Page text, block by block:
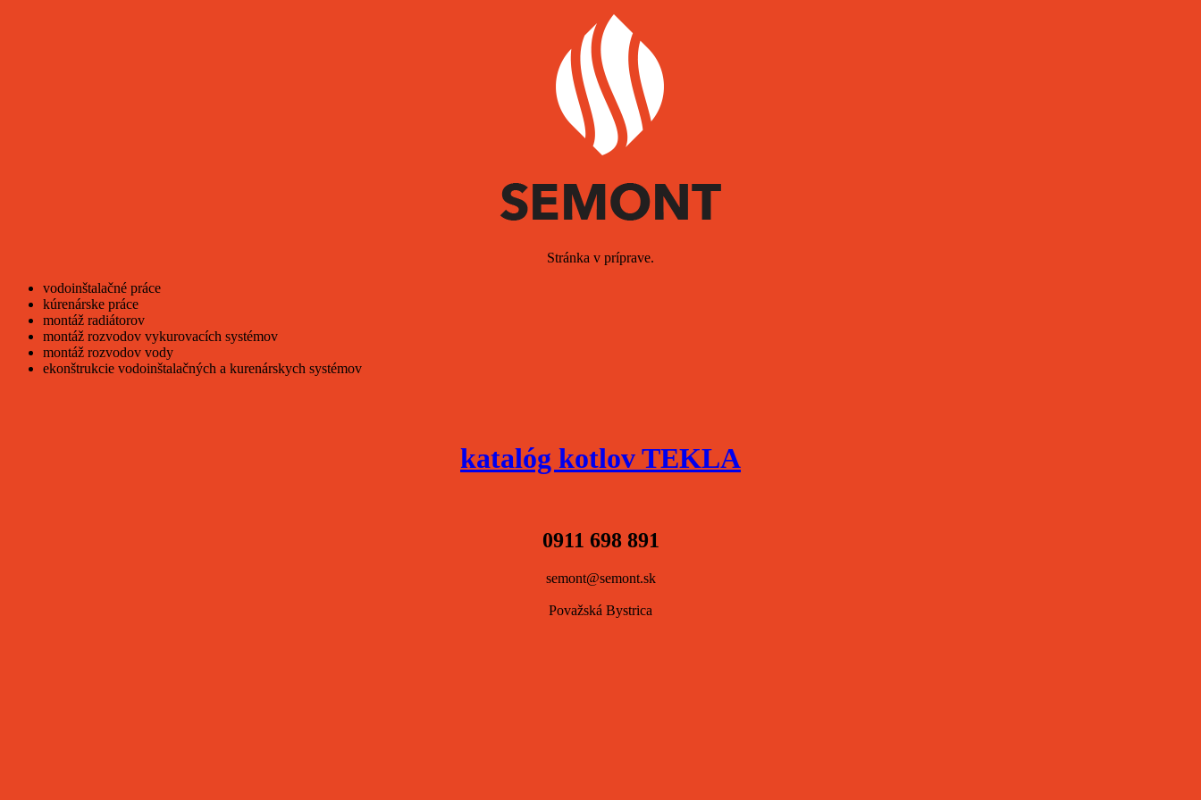
Stránka v príprave.
vodoinštalačné práce
kúrenárske práce
montáž radiátorov
montáž rozvodov vykurovacích systémov
montáž rozvodov vody
ekonštrukcie vodoinštalačných a kurenárskych systémov
katalóg kotlov TEKLA
0911 698 891
semont@semont.sk
Považská Bystrica